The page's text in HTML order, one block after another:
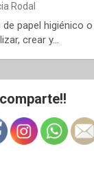
Rodal
papel higiénico
crear y…